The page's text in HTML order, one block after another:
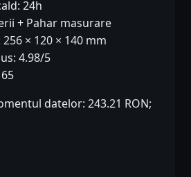
24h
+ Pahar masurare
× 120 × 140 mm
4.98/5
datelor: 243.21 RON;